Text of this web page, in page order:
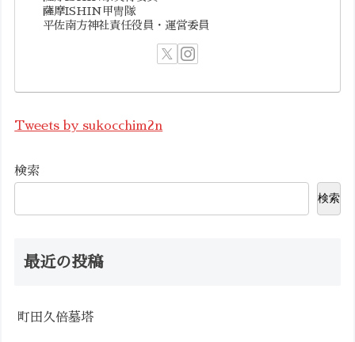
薩摩ISHIN甲冑隊
平佐南方神社責任役員・運営委員
Tweets by sukocchim2n
検索
検索
最近の投稿
町田久倍墓塔